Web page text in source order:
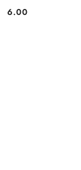
Cena:
6.00